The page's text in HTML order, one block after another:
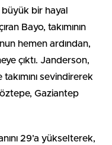
büyük bir hayal
Bayo, takımının
hemen ardından,
çıktı. Janderson,
sevindirerek
Gaziantep
29’a yükselterek,